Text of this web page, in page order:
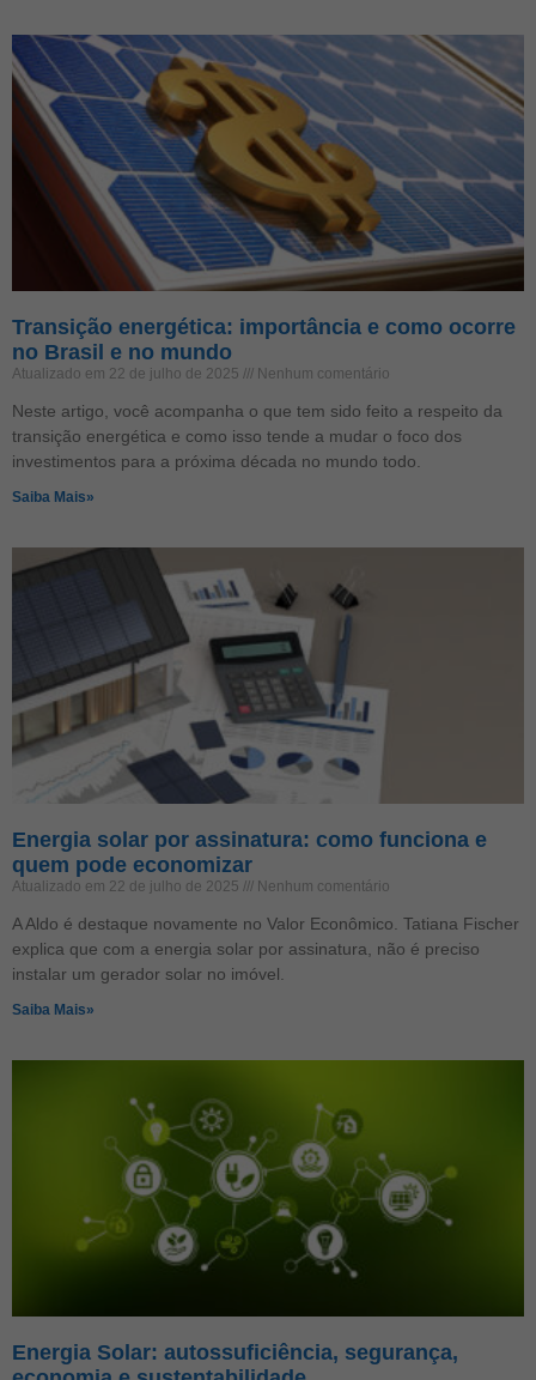
Transição energética: importância e como ocorre
no Brasil e no mundo
Atualizado em 22 de julho de 2025 Nenhum comentário
Neste artigo, você acompanha o que tem sido feito a respeito da
transição energética e como isso tende a mudar o foco dos
investimentos para a próxima década no mundo todo.
Saiba Mais»
Energia solar por assinatura: como funciona e
quem pode economizar
Atualizado em 22 de julho de 2025 Nenhum comentário
A Aldo é destaque novamente no Valor Econômico. Tatiana Fischer
explica que com a energia solar por assinatura, não é preciso
instalar um gerador solar no imóvel.
Saiba Mais»
Energia Solar: autossuficiência, segurança,